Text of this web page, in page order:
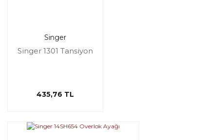
Singer
Singer 1301 Tansiyon
435,76 TL